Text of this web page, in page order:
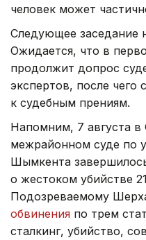
человек может
Следующее заседание
Ожидается, что в
продолжит допрос
экспертов, после чего
к судебным прениям.
Напомним, 7 августа
межрайонном суде по
Шымкента
о жестоком убийстве
Подозреваемому
обвинения по трем
сталкинг, убийство,